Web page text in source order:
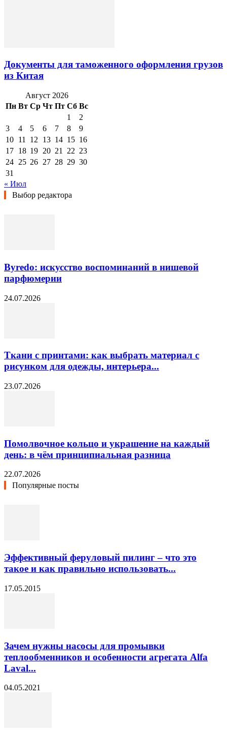
Документы для таможенного оформления грузов
из Китая
Август 2026
Пн Вт Ср Чт Пт Сб Вс
1
2
3
4 5 6 7 8
9
10 11 12 13 14 15 16
17 18 19 20 21 22 23
24 25 26 27 28 29 30
31
« Июл
Выбор редактора
Byredo: искусство воспоминаний в нишевой
парфюмерии
24.07.2026
Ткани с принтами: как выбрать материал с
рисунком для одежды, интерьера...
23.07.2026
Помолвочное кольцо и украшение на каждый
день: в чём принципиальная разница
22.07.2026
Популярные посты
Эффективный феруловый пилинг – что это
такое и как правильно использовать...
17.05.2015
Зачем нужны насосы для промывки
теплообменников и особенности агрегата Alfa
Laval...
04.05.2021